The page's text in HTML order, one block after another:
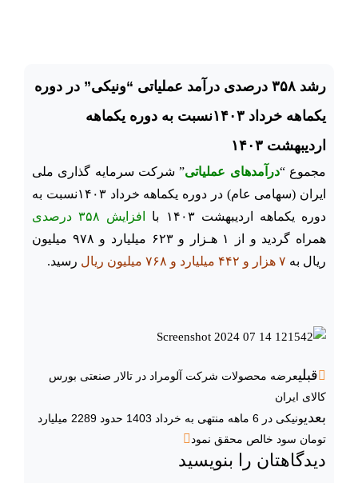
رشد ۳۵۸ درصدی درآمد عملیاتی “ونیکی” در دوره
یکماهه خرداد ۱۴۰۳نسبت به دوره یکماهه
اردیبهشت ۱۴۰۳
مجموع “درآمدهای عملیاتی” شرکت سرمایه گذاری ملی
ایران (سهامی عام) در دوره یکماهه خرداد ۱۴۰۳نسبت به
دوره یکماهه اردیبهشت ۱۴۰۳ با
افزایش ۳۵۸ درصدی
همراه گردید و از ۱ هـزار و ۶۲۳ میلیارد و ۹۷۸ میلیون
ریال به ۷ هزار و ۴۴۲ میلیارد و ۷۶۸ میلیون ریال رسید.
قبلیعرضه محصولات شرکت آلومراد در تالار صنعتی بورس
کالای ایران
بعدی
ونیکی در 6 ماهه منتهی به خرداد 1403 حدود 2289 میلیارد
تومان سود خالص محقق نمود
دیدگاهتان را بنویسید